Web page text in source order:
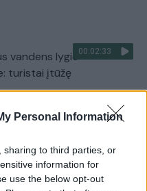
Personal Information
sharing to third parties, or
information for
use the below opt-out
00:02:33
vandens lygio –
turistai įtūžę